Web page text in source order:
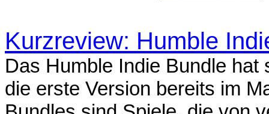
Kurzreview: Humble
Das Humble Indie Bundle
die erste Version bereits im